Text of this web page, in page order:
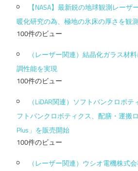
【NASA】最新鋭の地球観測レー
暖化研究の為、極地の氷床の厚さを観測
100件のビュー
（レーザー関連）結晶化ガラス材
調性能を実現
100件のビュー
（LiDAR関連）ソフトバンクロボ
フトバンクロボティクス、配膳・運搬
Plus」を販売開始
100件のビュー
（レーザー関連）ウシオ電機株式